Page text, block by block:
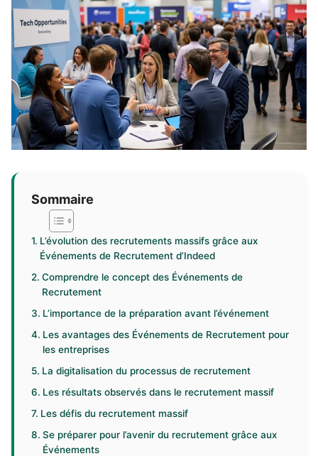
Sommaire
L’évolution des recrutements massifs grâce aux
Événements de Recrutement d’Indeed
Comprendre le concept des Événements de
Recrutement
L’importance de la préparation avant l’événement
Les avantages des Événements de Recrutement pour
les entreprises
La digitalisation du processus de recrutement
Les résultats observés dans le recrutement massif
Les défis du recrutement massif
Se préparer pour l’avenir du recrutement grâce aux
Événements